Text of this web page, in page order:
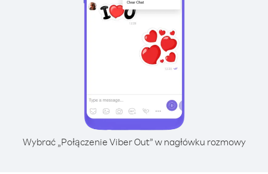
Wybrać „Połączenie Viber Out” w nagłówku rozmowy